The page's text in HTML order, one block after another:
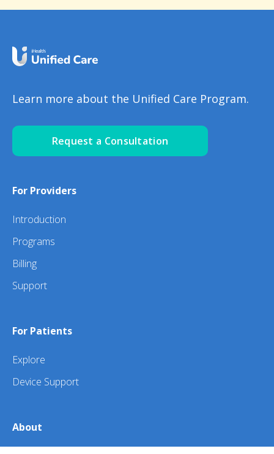
Learn more about the Unified Care Program.
Request a Consultation
For Providers
Introduction
Programs
Billing
Support
For Patients
Explore
Device Support
About